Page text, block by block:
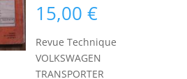
15,00€
Revue Technique
VOLKSWAGEN
TRANSPORTER